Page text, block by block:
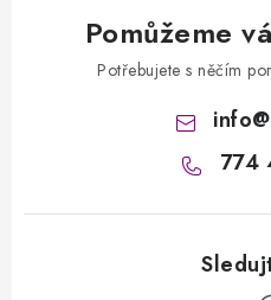
Pomůžeme
Potřebujete s něčím
info@
774